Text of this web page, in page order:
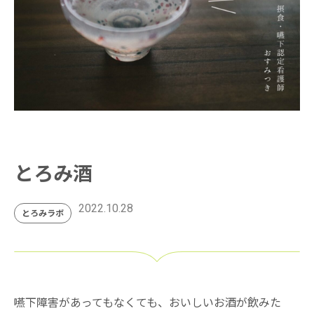
とろみ酒
とろみラボ 2022.10.28
嚥下障害があってもなくても、おいしいお酒が飲みた